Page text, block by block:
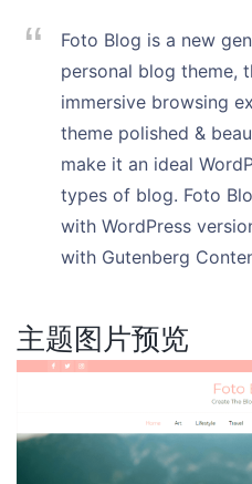
Foto Blog is a new
personal blog theme,
immersive browsing
theme polished &
make it an ideal
types of blog. Foto
with WordPress
with Gutenberg
主题图片预览